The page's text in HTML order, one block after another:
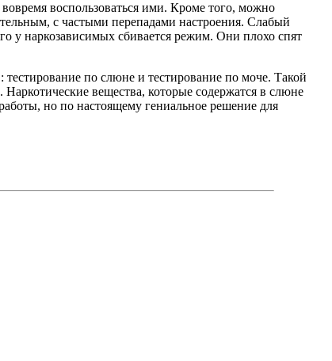
воспользоваться ими. Кроме того, можно
с частыми перепадами настроения. Слабый
у наркозависимых сбивается режим. Они плохо спят
тестирование по слюне и тестирование по моче. Такой
вещества, которые содержатся в слюне
но по настоящему гениальное решение для